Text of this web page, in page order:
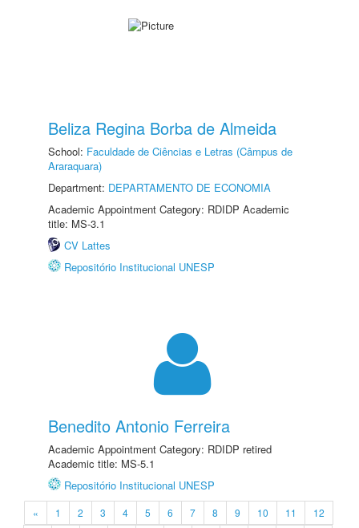
Beliza Regina Borba de Almeida
School: Faculdade de Ciências e Letras (Câmpus de
Araraquara)
Department: DEPARTAMENTO DE ECONOMIA
Academic Appointment Category: RDIDP Academic
title: MS-3.1
CV Lattes
Repositório Institucional UNESP
Benedito Antonio Ferreira
Academic Appointment Category: RDIDP retired
Academic title: MS-5.1
Repositório Institucional UNESP
« 1 2 3 4 5 6 7 8 9 10 11
12